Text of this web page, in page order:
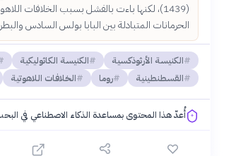
(1439)، لكنها باءت بالفشل بسبب الخلافات
الحرمانات المتبادلة بين البابا بولس السادس والبطريرك
الكنيسة الأرثوذكسية الكنيسة الكاثوليكية
القسطنطينية
روما الخلافات اللاهوتية
أُعدّ هذا المحتوى بمساعدة الذكاء الاصطناعي في